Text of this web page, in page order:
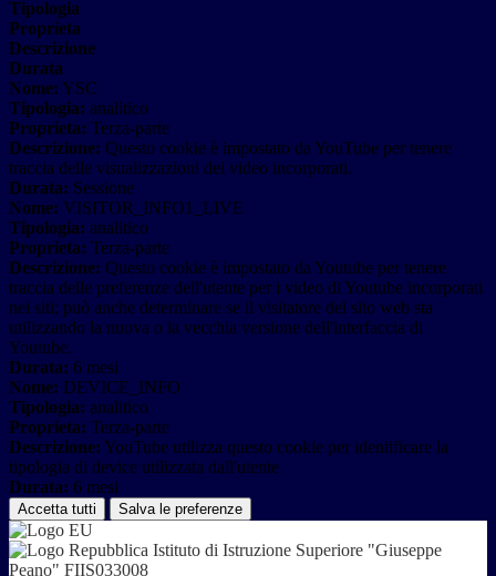
Tipologia
Proprieta
Descrizione
Durata
Nome: YSC
Tipologia: analitico
Proprieta: Terza-parte
Descrizione: Questo cookie è impostato da YouTube per tenere
traccia delle visualizzazioni dei video incorporati.
Durata: Sessione
Nome: VISITOR_INFO1_LIVE
Tipologia: analitico
Proprieta: Terza-parte
Descrizione: Questo cookie è impostato da Youtube per tenere
traccia delle preferenze dell'utente per i video di Youtube incorporati
nei siti; può anche determinare se il visitatore del sito web sta
utilizzando la nuova o la vecchia versione dell'interfaccia di
Youtube.
Durata: 6 mesi
Nome: DEVICE_INFO
Tipologia: analitico
Proprieta: Terza-parte
Descrizione: YouTube utilizza questo cookie per identificare la
tipologia di device utilizzata dall'utente
Durata: 6 mesi
Accetta tutti Salva le preferenze
Istituto di Istruzione Superiore "Giuseppe
Peano" FIIS033008